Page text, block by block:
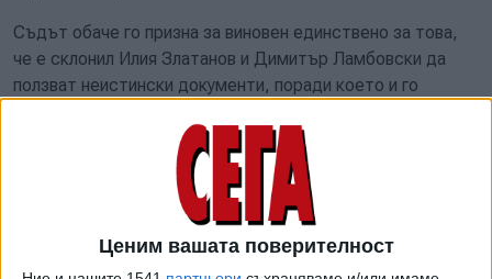
Ценим вашата поверителност
Съдът обаче го призна за виновен единствено за това,
че е склонил Илия Златанов и Димитър Ламбовски да
ползват неистински документи, поради което и го
Петров е считан за ключова фигура в българската
съдебна система. Делото срещу него бе образувано на
28 юли 2021 г. Според обвинението в периода от 11
октомври 2019 г. до 23 март 2020 г. чрез използване на
неистински документи Петров е получил без правно